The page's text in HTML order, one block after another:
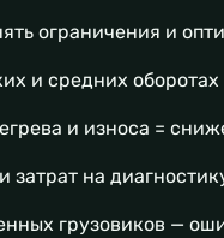
ограничения и
и средних
и износа =
затрат на
грузовиков —